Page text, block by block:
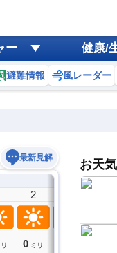
ー 健康/
避難情報 風レーダー
最新見解
2
0 ミリ
お天